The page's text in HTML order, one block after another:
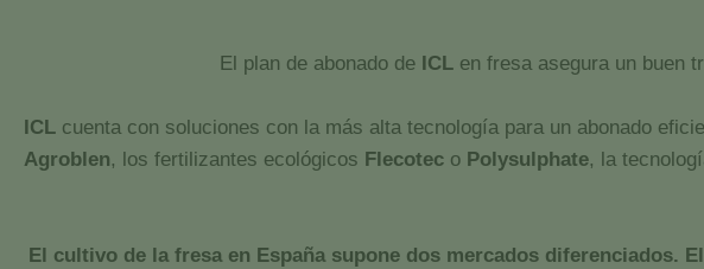
El plan de abonado deICLen fresa asegura un buen
ICL cuenta con soluciones con la más alta tecnología para un abonado
Agroblen, los fertilizantes ecológicos Flecotec o Polysulphate, la
El cultivo de la fresa en España supone dos mercados